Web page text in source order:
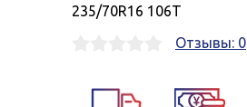
235/70R16 106T
Отзывы: 0